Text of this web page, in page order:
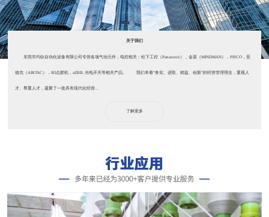
关于我们
东莞市均钛自动化设备有限公司专营各项气动元件，电控相关：松下工控（Panasonic），金器（MINDMAN），PISCO，亚
德克（AIRTAC），IEI点胶机，aZBIL 光电开关等相关产品。 我们本着“务实、进取、精益、创新”的经营管理理念，重视人
才、尊重人才，凝聚了一批具有现代化经营...
了解更多